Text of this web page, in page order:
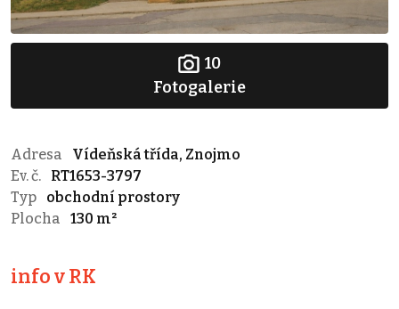
10
Fotogalerie
Adresa
Vídeňská třída, Znojmo
Ev. č.
RT1653-3797
Typ
obchodní prostory
Plocha
130 m²
info v RK